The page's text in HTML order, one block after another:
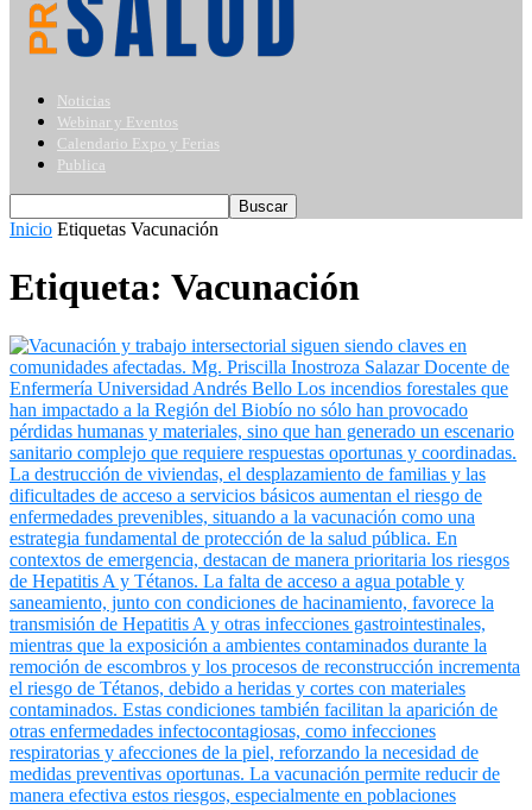
Noticias
Webinar y Eventos
Calendario Expo y Ferias
Publica
Inicio Etiquetas Vacunación
Etiqueta: Vacunación